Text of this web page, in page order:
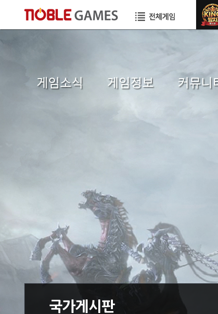
게임소식 게임정보
게임소개
커뮤니
국가게시판